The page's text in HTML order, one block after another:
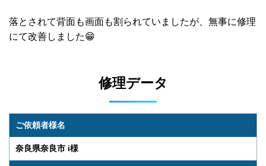
落とされて背面も画面も割られていましたが、無事に修理
にて改善しました😁
修理データ
ご依頼者様名
奈良県奈良市 i様